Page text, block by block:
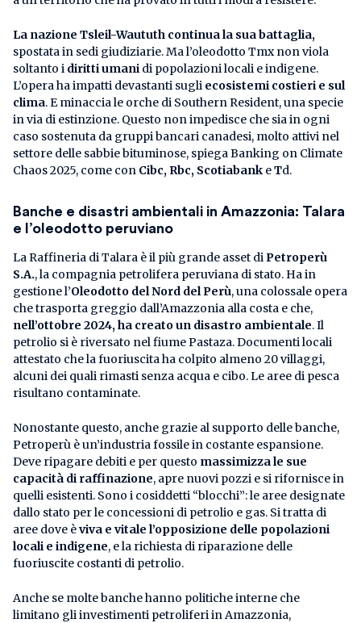
La nazione Tsleil-Waututh continua la sua battaglia,
spostata in sedi giudiziarie. Ma l’oleodotto Tmx non viola
soltanto i diritti umani di popolazioni locali e indigene.
L’opera ha impatti devastanti sugli ecosistemi costieri e sul
clima. E minaccia le orche di Southern Resident, una specie
in via di estinzione. Questo non impedisce che sia in ogni
caso sostenuta da gruppi bancari canadesi, molto attivi nel
settore delle sabbie bituminose, spiega Banking on Climate
Chaos 2025, come con Cibc, Rbc, Scotiabank eTd.
Banche e disastri ambientali in Amazzonia: Talara
e l’oleodotto peruviano
La Raffineria di Talara è il più grande asset diPetroperù
S.A., la compagnia petrolifera peruviana di stato. Ha in
gestione l’Oleodotto del Nord del Perù, una colossale opera
che trasporta greggio dall’Amazzonia alla costa e che,
nell’ottobre 2024, ha creato un disastro ambientale. Il
petrolio si è riversato nel fiume Pastaza. Documenti locali
attestato che la fuoriuscita ha colpito almeno 20 villaggi,
alcuni dei quali rimasti senza acqua e cibo. Le aree di pesca
risultano contaminate.
Nonostante questo, anche grazie al supporto delle banche,
Petroperù è un’industria fossile in costante espansione.
Deve ripagare debiti e per questo massimizza le sue
capacità di raffinazione, apre nuovi pozzi e si rifornisce in
quelli esistenti. Sono i cosiddetti “blocchi”: le aree designate
dallo stato per le concessioni di petrolio e gas. Si tratta di
aree dove èviva e vitale l’opposizione delle popolazioni
locali e indigene, e la richiesta di riparazione delle
fuoriuscite costanti di petrolio.
Anche se molte banche hanno politiche interne che
limitano gli investimenti petroliferi in Amazzonia,